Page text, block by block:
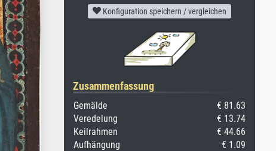
Konfiguration speichern / vergleichen
Zusammenfassung
Gemälde
€ 81.63
Veredelung
€ 13.74
Keilrahmen
€ 44.66
Aufhängung
€ 1.09